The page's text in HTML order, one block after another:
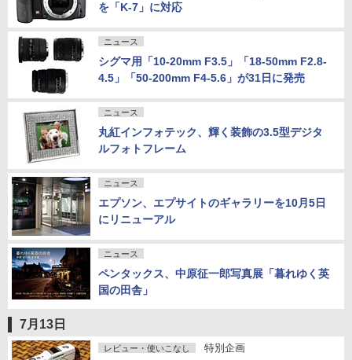
を「K-7」に対応
ニュース
シグマ用「10-20mm F3.5」「18-50mm F2.8-
4.5」「50-200mm F4-5.6」が31日に発売
ニュース
丸紅インフォテック、輝く装飾の3.5型デジタ
ルフォトフレーム
ニュース
エプソン、エプサイトのギャラリーを10月5日
にリニューアル
ニュース
ペンタックス、中原征一郎写真展「暮れゆく英
国の田舎」
7月13日
レビュー・使いこなし 特別企画